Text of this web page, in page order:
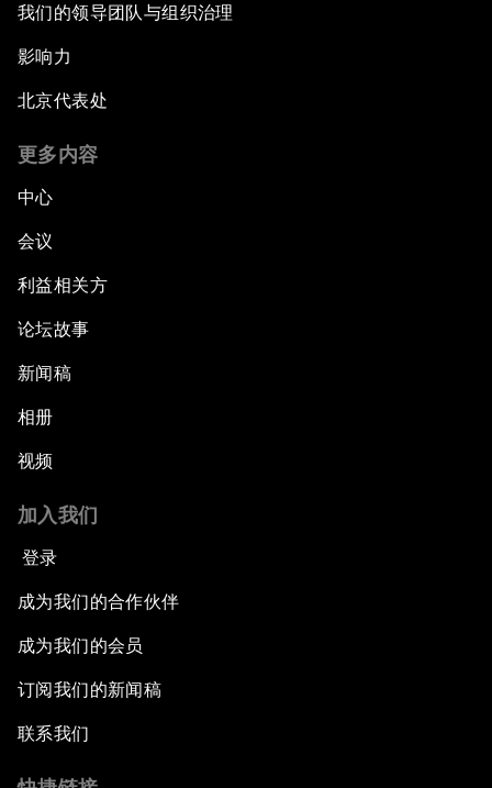
我们的领导团队与组织治理
影响力
北京代表处
更多内容
中心
会议
利益相关方
论坛故事
新闻稿
相册
视频
加入我们
登录
成为我们的合作伙伴
成为我们的会员
订阅我们的新闻稿
联系我们